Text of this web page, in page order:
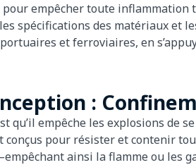
empêcher toute
spécifications des matériaux et
et ferroviaires, en
:
qu’il empêche les explosions de
pour résister et contenir
ainsi la flamme ou les